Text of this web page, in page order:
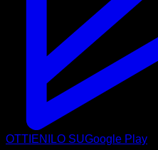
OTTIENILO SUGoogle Play